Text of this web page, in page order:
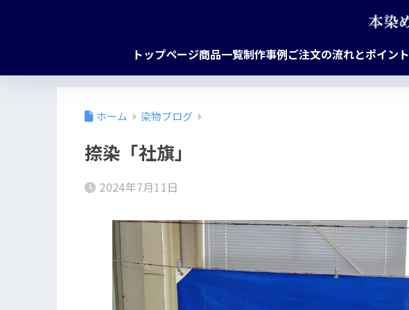
トップページ商品一覧制作事例ご注文の流れとポイント
ホーム 染物ブログ
捺染「社旗」
2024年7月11日